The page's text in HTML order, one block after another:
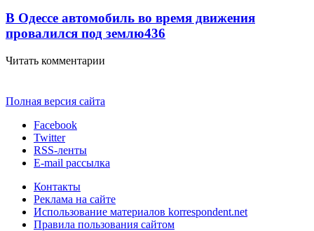
В Одессе автомобиль во время движения
провалился под землю436
Читать комментарии
Полная версия сайта
Facebook
Twitter
RSS-ленты
E-mail рассылка
Контакты
Реклама на сайте
Использование материалов korrespondent.net
Правила пользования сайтом